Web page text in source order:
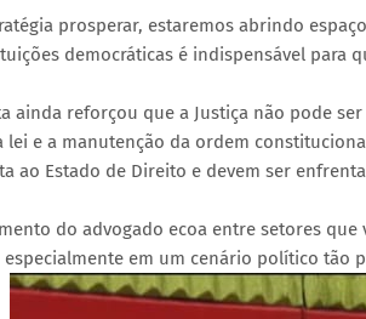
prosperar, estaremos abrindo
democráticas é indispensável para
ainda reforçou que a Justiça não pode
lei e a manutenção da ordem
ao Estado de Direito e devem ser
do advogado ecoa entre setores
especialmente em um cenário político tão